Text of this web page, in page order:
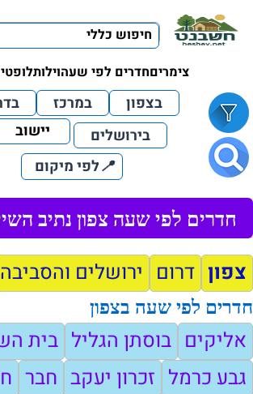
חיפוש כללי
צימריםחדרים לפי שעהוילות
בצפון במרכז
בירושלים
📍לפי מיקום
חדרים לפי שעה צפון נתיב
צפון דרום ירושלים והסביבה
חדרים לפי שעה בצפון
אליקים בוסתן הגליל בית
גבע כרמל זכרון יעקב חבר